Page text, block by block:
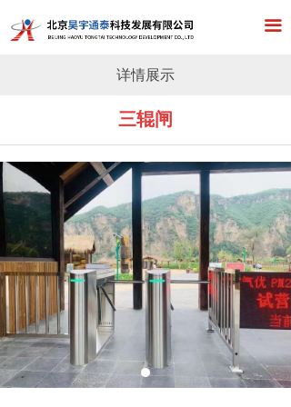
끀
首页
工程案例
新闻中心
在线留言
联系我们
详情展示
三辊闸